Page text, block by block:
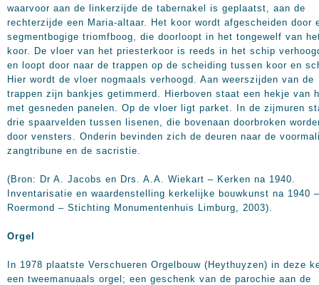
waarvoor aan de linkerzijde de tabernakel is geplaatst, aan de
rechterzijde een Maria-altaar. Het koor wordt afgescheiden door
segmentbogige triomfboog, die doorloopt in het tongewelf van
koor. De vloer van het priesterkoor is reeds in het schip
en loopt door naar de trappen op de scheiding tussen koor en
Hier wordt de vloer nogmaals verhoogd. Aan weerszijden van de
trappen zijn bankjes getimmerd. Hierboven staat een hekje van
met gesneden panelen. Op de vloer ligt parket. In de zijmuren
drie spaarvelden tussen lisenen, die bovenaan doorbroken
door vensters. Onderin bevinden zich de deuren naar de
zangtribune en de sacristie.
(Bron: Dr A. Jacobs en Drs. A.A. Wiekart – Kerken na 1940.
Inventarisatie en waardenstelling kerkelijke bouwkunst na 1940 –
Roermond – Stichting Monumentenhuis Limburg, 2003).
Orgel
In 1978 plaatste Verschueren Orgelbouw (Heythuyzen) in deze
een tweemanuaals orgel; een geschenk van de parochie aan de